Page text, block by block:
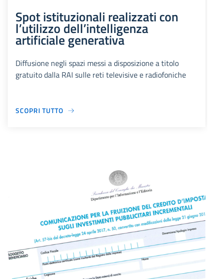
Spot istituzionali realizzati con
l’utilizzo dell’intelligenza
artificiale generativa
Diffusione negli spazi messi a disposizione a titolo
gratuito dalla RAI sulle reti televisive e radiofoniche
SCOPRI TUTTO